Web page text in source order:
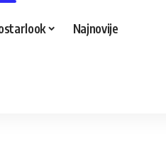
Najnovije